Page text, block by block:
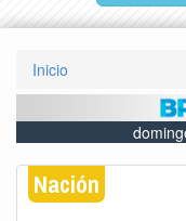
Inicio
Nación